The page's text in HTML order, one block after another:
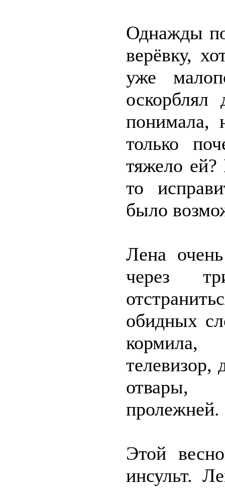
Однажды
верёвку,
уже
понимала,
только
тяжело ей?
то
было
Лена
через
обидных
телевизор,
отвары,
пролежней.
Этой
инсульт.